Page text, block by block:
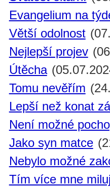
Evangelium na
Větší odolnost
Nejlepší projev
Útěcha
Tomu nevěřím
Lepší než konat
Není možné
Jako syn matce
Nebylo možné
Tím více mne